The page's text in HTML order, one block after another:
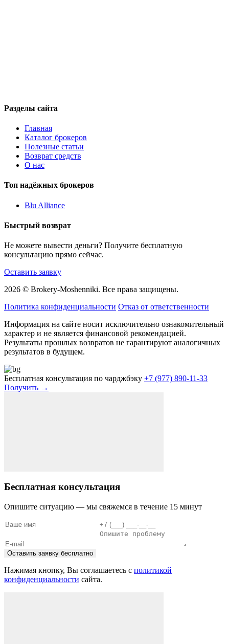
Разделы сайта
Главная
Каталог брокеров
Полезные статьи
Возврат средств
О нас
Топ надёжных брокеров
Blu Alliance
Быстрый возврат
Не можете вывести деньги? Получите бесплатную
консультацию прямо сейчас.
Оставить заявку
2026 © Brokery-Moshenniki. Все права защищены.
Политика конфиденциальности Отказ от ответственности
Информация на сайте носит исключительно ознакомительный
характер и не является финансовой рекомендацией.
Результаты прошлых возвратов не гарантируют аналогичных
результатов в будущем.
Бесплатная консультация по чарджбэку +7 (977) 890-11-33
Получить →
Бесплатная консультация
Опишите ситуацию — мы свяжемся в течение 15 минут
Оставить заявку бесплатно
Нажимая кнопку, Вы соглашаетесь с политикой
конфиденциальности сайта.